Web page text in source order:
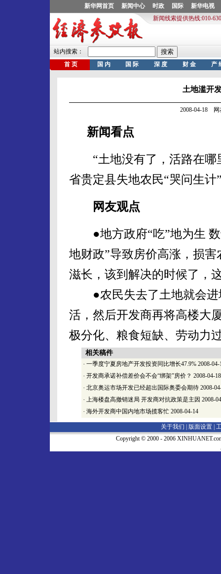
土地滥开
2008-04-18 网
新闻看点
“土地没有了，活路在哪
省贵定县失地农民“哭问生
网友观点
●地方政府“吃”地为生 数
地财政”导致房价高涨，损
滋长，该到解决的时候了，
●农民失去了土地就会进
活，然后开发商再将高楼大
极分化、粮食短缺、劳动力
相关稿件
· 一季度宁夏房地产开发投资同比增长47.9% 2008-04-
· 开发商承诺补偿差价会不会“绑架”房价？ 2008-04-18
· 北京奥运市场开发已经超出国际奥委会期待 2008-
· 上海楼盘高撤销迷局 开发商对抗政策是主因 2008-
· 海外开发商中国内地市场揽客忙 2008-04-14
关于我们 | 版面设置
Copyright © 2000 - 2006